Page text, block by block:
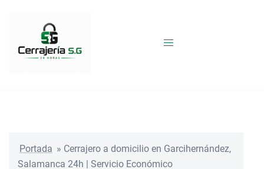
Portada » Cerrajero a domicilio en Garcihernández,
Salamanca 24h | Servicio Económico